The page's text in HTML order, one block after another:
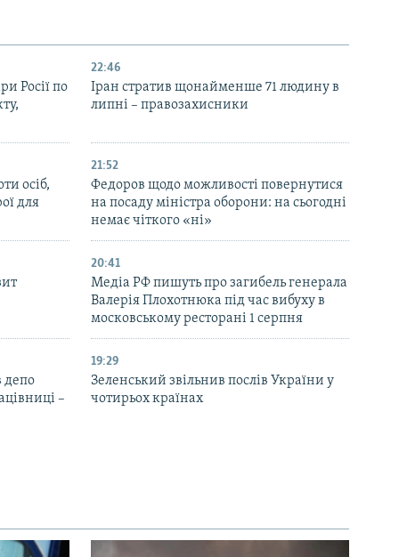
Росії по
22:46
Іран стратив щонайменше 71 людину в
липні – правозахисники
осіб,
для
21:52
Федоров щодо можливості повернутися
на посаду міністра оборони: на сьогодні
немає чіткого «ні»
20:41
Медіа РФ пишуть про загибель генерала
Валерія Плохотнюка під час вибуху в
московському ресторані 1 серпня
депо
–
19:29
Зеленський звільнив послів України у
чотирьох країнах